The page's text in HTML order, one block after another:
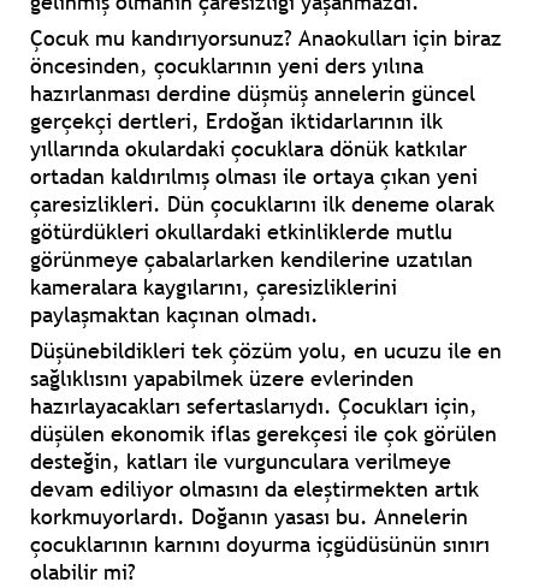
Çocuk mu kandırıyorsunuz? Anaokulları için biraz
öncesinden, çocuklarının yeni ders yılına
hazırlanması derdine düşmüş annelerin güncel
gerçekçi dertleri, Erdoğan iktidarlarının ilk
yıllarında okulardaki çocuklara dönük katkılar
ortadan kaldırılmış olması ile ortaya çıkan yeni
çaresizlikleri. Dün çocuklarını ilk deneme olarak
götürdükleri okullardaki etkinliklerde mutlu
görünmeye çabalarlarken kendilerine uzatılan
kameralara kaygılarını, çaresizliklerini
paylaşmaktan kaçınan olmadı.
Düşünebildikleri tek çözüm yolu, en ucuzu ile en
sağlıklısını yapabilmek üzere evlerinden
hazırlayacakları sefertaslarıydı. Çocukları için,
düşülen ekonomik iflas gerekçesi ile çok görülen
desteğin, katları ile vurgunculara verilmeye
devam ediliyor olmasını da eleştirmekten artık
korkmuyorlardı. Doğanın yasası bu. Annelerin
çocuklarının karnını doyurma içgüdüsünün sınırı
olabilir mi?